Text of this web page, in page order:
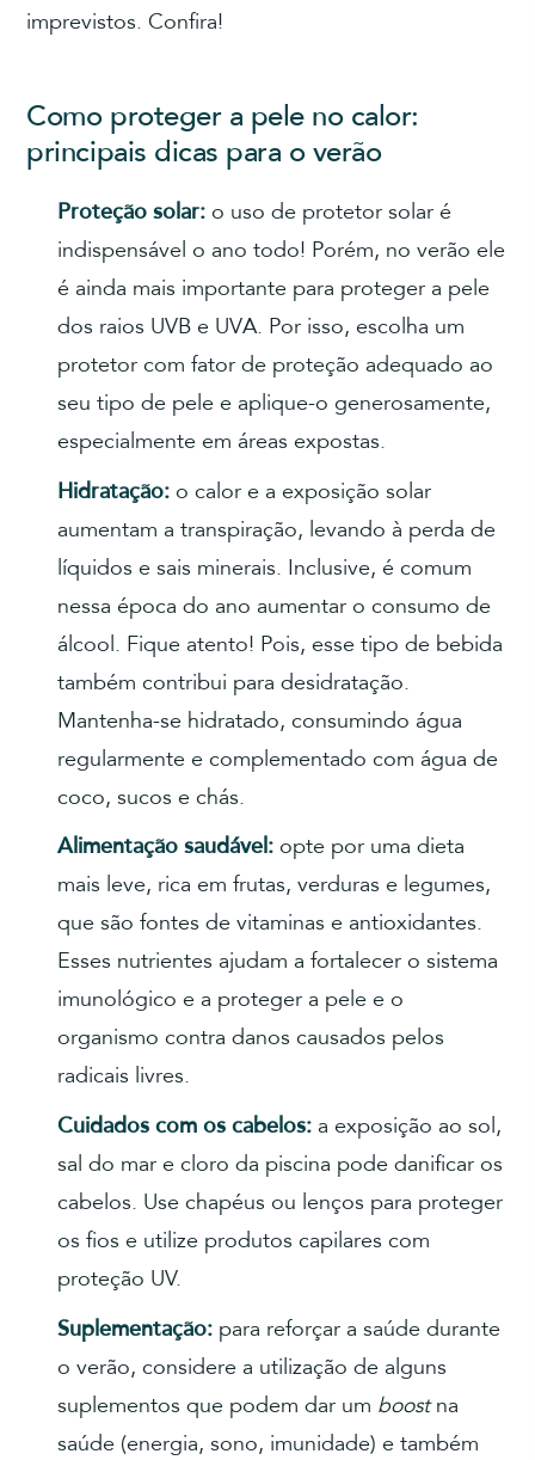
imprevistos. Confira!
Como proteger a pele no calor:
principais dicas para o verão
Proteção solar: o uso de protetor solar é
indispensável o ano todo! Porém, no verão ele
é ainda mais importante para proteger a pele
dos raios UVB e UVA. Por isso, escolha um
protetor com fator de proteção adequado ao
seu tipo de pele e aplique-o generosamente,
especialmente em áreas expostas.
Hidratação: o calor e a exposição solar
aumentam a transpiração, levando à perda de
líquidos e sais minerais. Inclusive, é comum
nessa época do ano aumentar o consumo de
álcool. Fique atento! Pois, esse tipo de bebida
também contribui para desidratação.
Mantenha-se hidratado, consumindo água
regularmente e complementado com água de
coco, sucos e chás.
Alimentação saudável: opte por uma dieta
mais leve, rica em frutas, verduras e legumes,
que são fontes de vitaminas e antioxidantes.
Esses nutrientes ajudam a fortalecer o sistema
imunológico e a proteger a pele e o
organismo contra danos causados pelos
radicais livres.
Cuidados com os cabelos: a exposição ao sol,
sal do mar e cloro da piscina pode danificar os
cabelos. Use chapéus ou lenços para proteger
os fios e utilize produtos capilares com
proteção UV.
Suplementação: para reforçar a saúde durante
o verão, considere a utilização de alguns
suplementos que podem dar um boostna
saúde (energia, sono, imunidade) e também